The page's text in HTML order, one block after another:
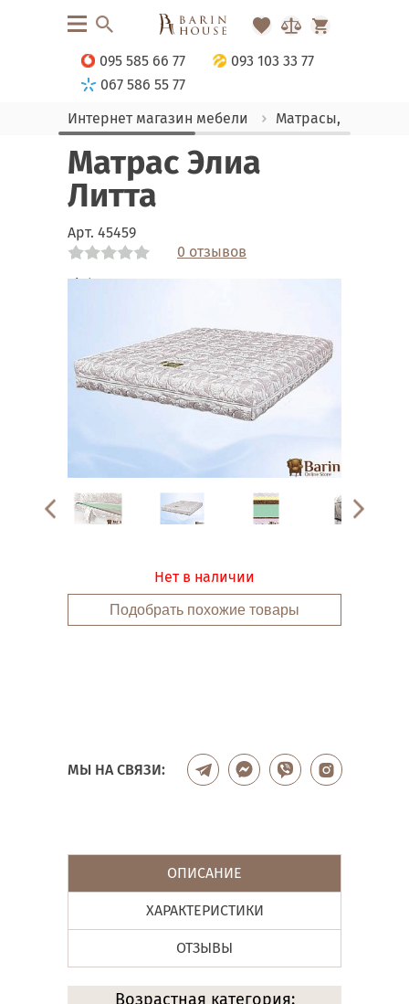
095 585 66 77
093 103 33 77
067 586 55 77
Интернет магазин мебели
Матрасы, текстиль
Матрас Элиа
Литта
Арт. 45459
0 отзывов
Link
Link
Link
Link
Link
Нет в наличии
Подобрать похожие товары
МЫ НА СВЯЗИ:
ОПИСАНИЕ
ХАРАКТЕРИСТИКИ
ОТЗЫВЫ
Возрастная категория: